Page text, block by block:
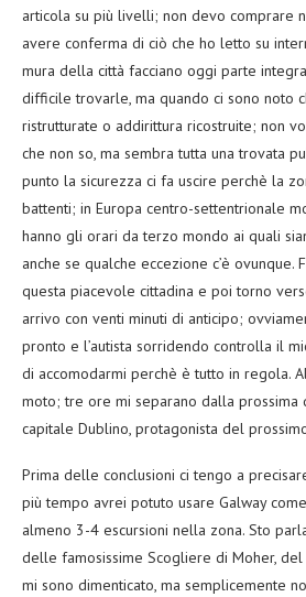
articola su più livelli; non devo comprare
avere conferma di ciò che ho letto su
mura della città facciano oggi parte
difficile trovarle, ma quando ci sono noto
ristrutturate o addirittura ricostruite; non
che non so, ma sembra tutta una trovata
punto la sicurezza ci fa uscire perchè la
battenti; in Europa centro-settentrionale
hanno gli orari da terzo mondo ai quali
anche se qualche eccezione c’è ovunque.
questa piacevole cittadina e poi torno
arrivo con venti minuti di anticipo;
pronto e l’autista sorridendo controlla il
di accomodarmi perchè è tutto in regola.
moto; tre ore mi separano dalla prossima
capitale Dublino, protagonista del
Prima delle conclusioni ci tengo a
più tempo avrei potuto usare Galway
almeno 3-4 escursioni nella zona. Sto
delle famosissime Scogliere di Moher, del
mi sono dimenticato, ma semplicemente